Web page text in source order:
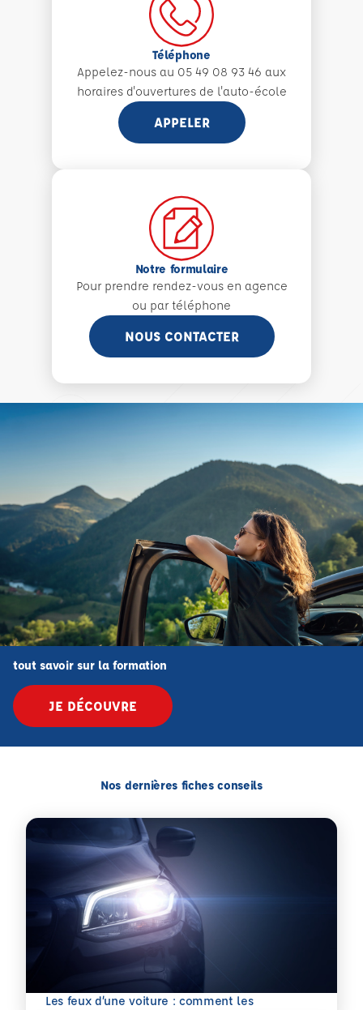
Téléphone
Appelez-nous au 05 49 08 93 46 aux
horaires d'ouvertures de l'auto-école
APPELER
Notre formulaire
Pour prendre rendez-vous en agence
ou par téléphone
NOUS CONTACTER
tout savoir sur la formation
JE DÉCOUVRE
Nos dernières fiches conseils
Les feux d’une voiture : comment les